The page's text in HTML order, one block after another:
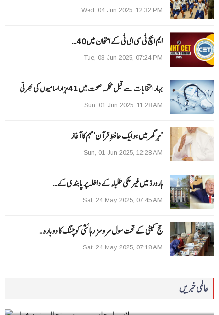
Wed, 04 Jun 2025, 12:32 PM
ایم ایچ ٹی سی ای ٹی کے امتحان میں 40…
Tue, 03 Jun 2025, 07:24 PM
بہار انتخابات سے قبل محکمہ صحت میں 41ہزاراسامیوں کی بھرتی
Sun, 01 Jun 2025, 11:28 AM
’ہر گھر میں ہوایک حافظِ قرآن‘مہم کا آغاز
Sun, 01 Jun 2025, 12:28 AM
ہارورڈ میں غیر ملکی طلباء کے داخلہ پر پابندی کے…
Sat, 24 May 2025, 07:45 AM
حج کمیٹی کے تحت سول سروسز رہائشی کوچنگ کا دوبارہ…
Sat, 24 May 2025, 07:18 AM
عالمی خبریں
Tue, 10 June 2025, 01:04 PM